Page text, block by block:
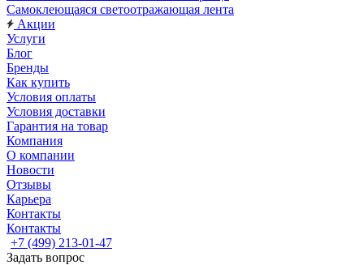
Самоклеющаяся светоотражающая лента
Акции
Услуги
Блог
Бренды
Как купить
Условия оплаты
Условия доставки
Гарантия на товар
Компания
О компании
Новости
Отзывы
Карьера
Контакты
Контакты
+7 (499) 213-01-47
Задать вопрос